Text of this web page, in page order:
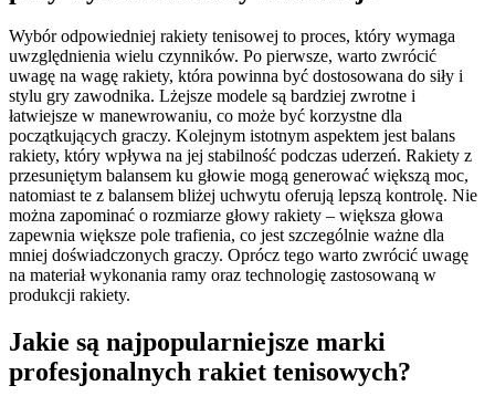
Wybór odpowiedniej rakiety tenisowej to proces, który wymaga
uwzględnienia wielu czynników. Po pierwsze, warto zwrócić
uwagę na wagę rakiety, która powinna być dostosowana do siły i
stylu gry zawodnika. Lżejsze modele są bardziej zwrotne i
łatwiejsze w manewrowaniu, co może być korzystne dla
początkujących graczy. Kolejnym istotnym aspektem jest balans
rakiety, który wpływa na jej stabilność podczas uderzeń. Rakiety z
przesuniętym balansem ku głowie mogą generować większą moc,
natomiast te z balansem bliżej uchwytu oferują lepszą kontrolę. Nie
można zapominać o rozmiarze głowy rakiety – większa głowa
zapewnia większe pole trafienia, co jest szczególnie ważne dla
mniej doświadczonych graczy. Oprócz tego warto zwrócić uwagę
na materiał wykonania ramy oraz technologię zastosowaną w
produkcji rakiety.
Jakie są najpopularniejsze marki
profesjonalnych rakiet tenisowych?